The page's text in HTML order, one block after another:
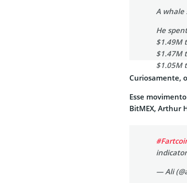
A whale
He
$1.49M
$1.47M
$1.05M
$946K
—
Curiosamente,
Esse
BitMEX, Arthur
— Ali